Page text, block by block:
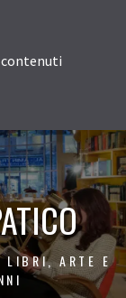
LIBRI, ARTE E